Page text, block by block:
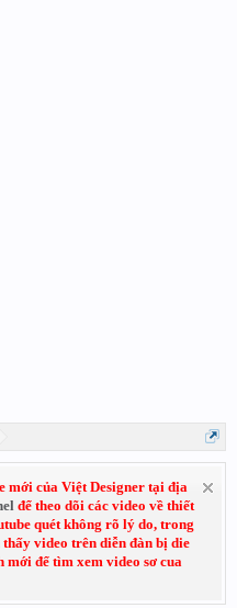
mới của Việt Designer tại địa
để theo dõi các video về thiết
quét không rõ lý do, trong
video trên diễn đàn bị die
mới để tìm xem video sơ cua